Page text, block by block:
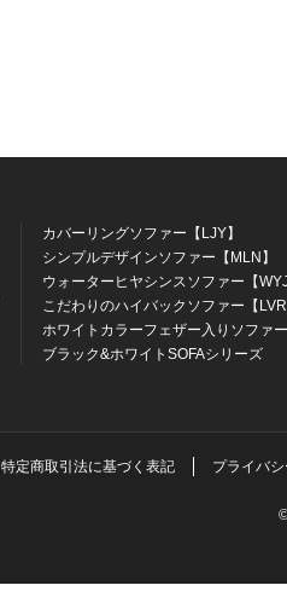
カバーリングソファー【LJY】
シンプルデザインソファー【MLN】
ウォーターヒヤシンスソファー【
こだわりのハイバックソファー【
ホワイトカラーフェザー入りソファ
ブラック&ホワイトSOFAシリーズ
特定商取引法に基づく表記 プライバ